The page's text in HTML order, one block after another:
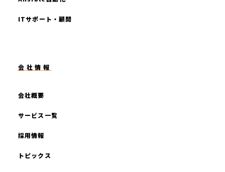
ITサポート・顧問
会社情報
会社概要
サービス一覧
採用情報
トピックス